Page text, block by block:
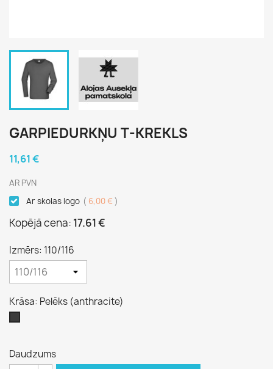
GARPIEDURKŅU T-KREKLS
11,61 €
AR PVN
Ar skolas logo ( 6,00 € )
Kopējā cena: 17.61 €
Izmērs: 110/116
Krāsa: Pelēks (anthracite)
Daudzums